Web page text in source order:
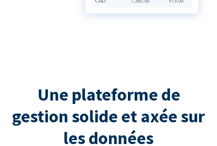
Une plateforme de
gestion solide et axée sur
les données